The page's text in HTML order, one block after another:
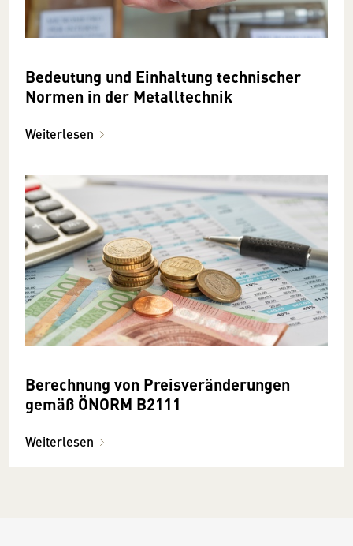
Bedeutung und Einhaltung technischer
Normen in der Metalltechnik
Weiterlesen
Berechnung von Preisveränderungen
gemäß ÖNORM B2111
Weiterlesen